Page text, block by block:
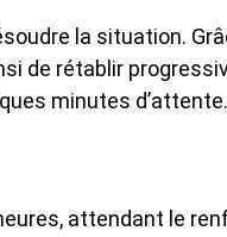
la situation.
de rétablir
minutes d’attente.
attendant le